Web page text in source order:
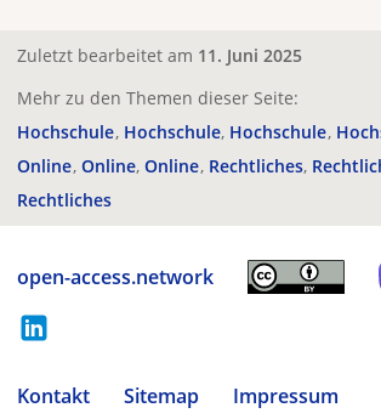
Zuletzt bearbeitet am 11. Juni 2025
Mehr zu den Themen dieser Seite:
Hochschule Hochschule Hochschule
Online Online Online Rechtliches
Rechtliches
open-access.network
Kontakt Sitemap
Impressum